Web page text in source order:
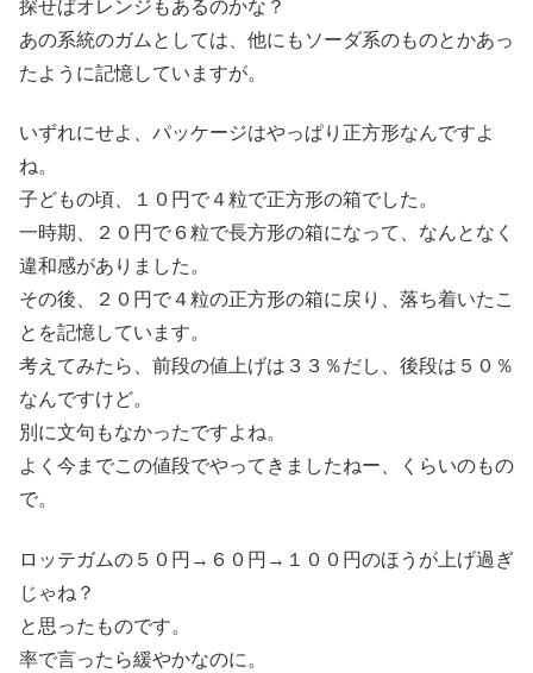
探せばオレンジもあるのかな？
あの系統のガムとしては、他にもソーダ系のものとかあっ
たように記憶していますが。
いずれにせよ、パッケージはやっぱり正方形なんですよ
ね。
子どもの頃、１０円で４粒で正方形の箱でした。
一時期、２０円で６粒で長方形の箱になって、なんとなく
違和感がありました。
その後、２０円で４粒の正方形の箱に戻り、落ち着いたこ
とを記憶しています。
考えてみたら、前段の値上げは３３％だし、後段は５０％
なんですけど。
別に文句もなかったですよね。
よく今までこの値段でやってきましたねー、くらいのもの
で。
ロッテガムの５０円→６０円→１００円のほうが上げ過ぎ
じゃね？
と思ったものです。
率で言ったら緩やかなのに。